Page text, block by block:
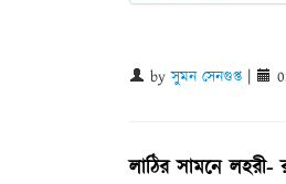
byসুমন সেনগুপ্ত
লাঠির সামনে লহরী-